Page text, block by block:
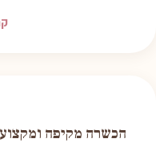
הכשרה מקיפה